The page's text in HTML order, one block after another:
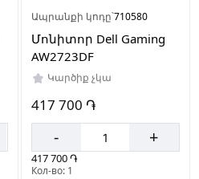
Ապրանքի կոդը՝710580
Մոնիտոր Dell Gaming
AW2723DF
Կարծիք չկա
417 700 ֏
- +
417 700 ֏
Кол-во: 1